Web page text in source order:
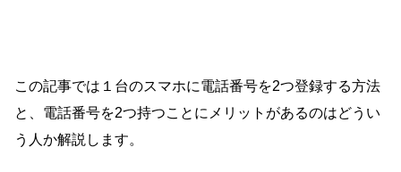
この記事では１台のスマホに電話番号を2つ登録する方法
と、電話番号を2つ持つことにメリットがあるのはどうい
う人か解説します。